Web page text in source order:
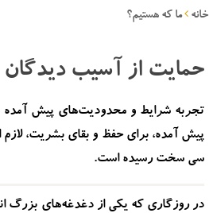
خانه ما که هستیم؟
حمایت از آسیب
تجربه شرایط و محدودیت‌های پیش آمده
پیش آمده، برای حفظ و بقای بشریت، لازم
سی سخت رسیده است.
در روزگاری که یکی از دغدغه‌های بزرگ